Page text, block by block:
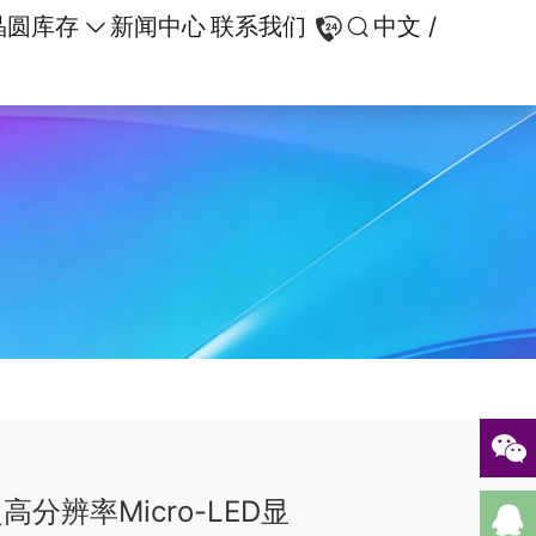
圆库存 新闻中心联系我们
中文 /
分辨率Micro-LED显